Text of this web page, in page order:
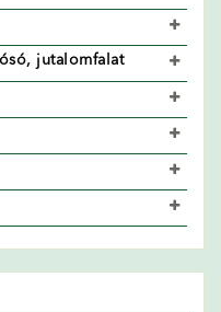
jutalomfalat